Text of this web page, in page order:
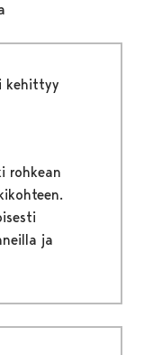
kehittyy
rohkean
ja